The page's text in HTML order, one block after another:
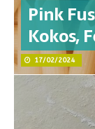
Pink
Kokos,
17/02/2024